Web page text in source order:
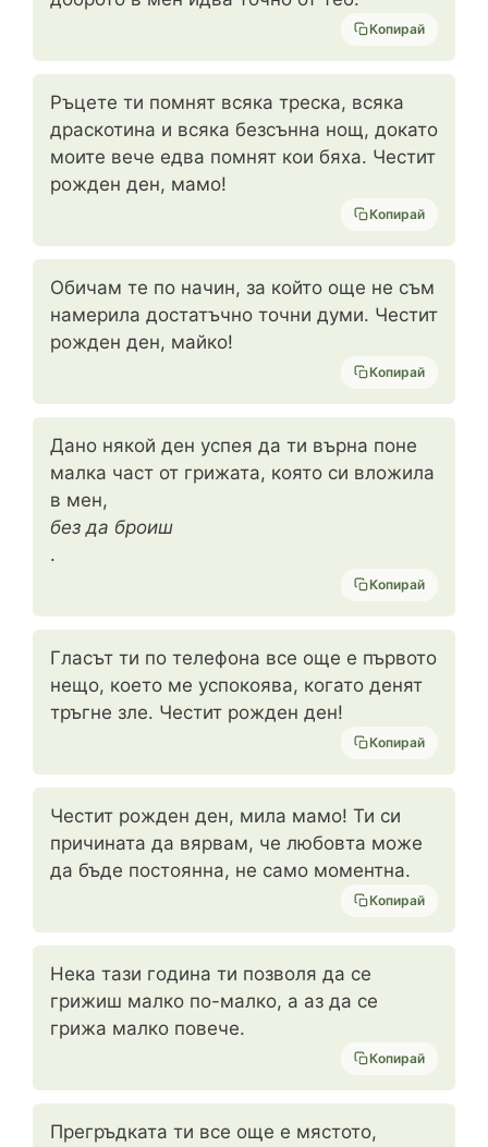
Копирай
Ръцете ти помнят всяка треска, всяка
драскотина и всяка безсънна нощ, докато
моите вече едва помнят кои бяха. Честит
рожден ден, мамо!
Копирай
Обичам те по начин, за който още не съм
намерила достатъчно точни думи. Честит
рожден ден, майко!
Копирай
Дано някой ден успея да ти върна поне
малка част от грижата, която си вложила
в мен,
без да броиш
.
Копирай
Гласът ти по телефона все още е първото
нещо, което ме успокоява, когато денят
тръгне зле. Честит рожден ден!
Копирай
Честит рожден ден, мила мамо! Ти си
причината да вярвам, че любовта може
да бъде постоянна, не само моментна.
Копирай
Нека тази година ти позволя да се
грижиш малко по-малко, а аз да се
грижа малко повече.
Копирай
Прегръдката ти все още е мястото,